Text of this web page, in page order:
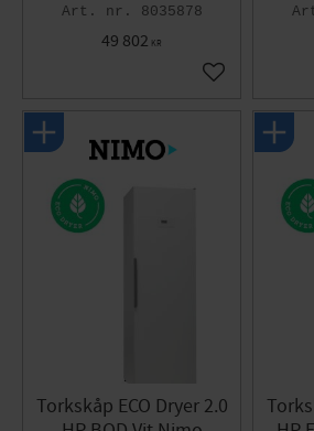
8035878
49 802 KR
Gem som
Torkskåp ECO Dryer 2.0